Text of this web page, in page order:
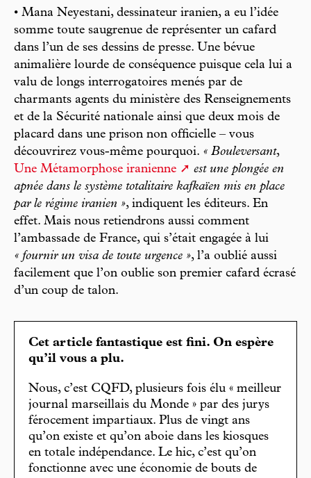
• Mana Neyestani, dessinateur iranien, a eu l’idée
somme toute saugrenue de représenter un cafard
dans l’un de ses dessins de presse. Une bévue
animalière lourde de conséquence puisque cela lui a
valu de longs interrogatoires menés par de
charmants agents du ministère des Renseignements
et de la Sécurité nationale ainsi que deux mois de
placard dans une prison non officielle – vous
découvrirez vous-même pourquoi. « Bouleversant,
Une Métamorphose iranienne
est une plongée en
apnée dans le système totalitaire kafkaïen mis en place
par le régime iranien », indiquent les éditeurs. En
effet. Mais nous retiendrons aussi comment
l’ambassade de France, qui s’était engagée à lui
« fournir un visa de toute urgence », l’a oublié aussi
facilement que l’on oublie son premier cafard écrasé
d’un coup de talon.
Cet article fantastique est fini. On espère
qu’il vous a plu.
Nous, c’est CQFD, plusieurs fois élu « meilleur
journal marseillais du Monde » par des jurys
férocement impartiaux. Plus de vingt ans
qu’on existe et qu’on aboie dans les kiosques
en totale indépendance. Le hic, c’est qu’on
fonctionne avec une économie de bouts de